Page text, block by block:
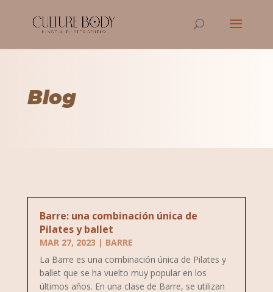
Blog
Barre: una combinación única de
Pilates y ballet
MAR 27, 2023 | BARRE
La Barre es una combinación única de Pilates y
ballet que se ha vuelto muy popular en los
últimos años. En una clase de Barre, se utilizan